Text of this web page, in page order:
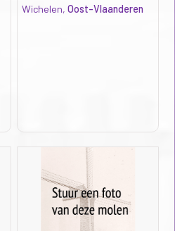
Wichelen,Oost-Vlaanderen